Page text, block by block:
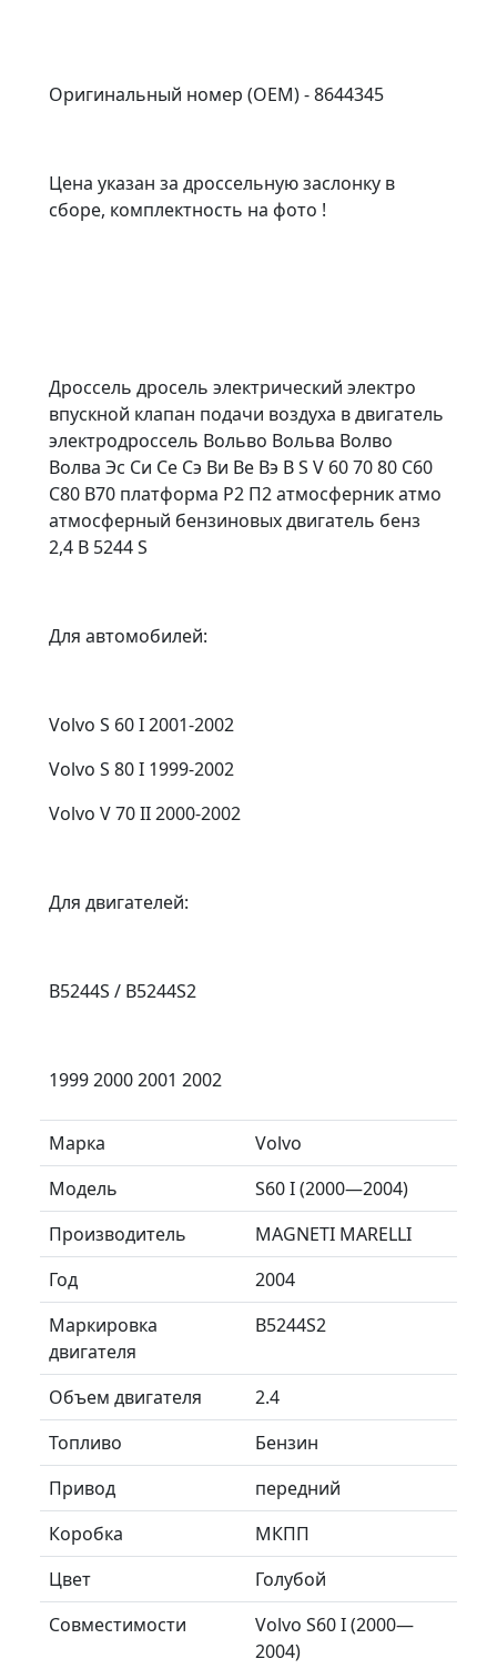
Оригинальный номер (OEM) - 8644345
Цена указан за дроссельную заслонку в
сборе, комплектность на фото !
Дроссель дросель электрический электро
впускной клапан подачи воздуха в двигатель
электродроссель Вольво Вольва Волво
Волва Эс Си Се Сэ Ви Ве Вэ В S V 60 70 80 С60
С80 В70 платформа P2 П2 атмосферник атмо
атмосферный бензиновых двигатель бенз
2,4 B 5244 S
Для автомобилей:
Volvo S 60 I 2001-2002
Volvo S 80 I 1999-2002
Volvo V 70 II 2000-2002
Для двигателей:
B5244S / B5244S2
1999 2000 2001 2002
Марка
Volvo
Модель
S60 I (2000—2004)
Производитель
MAGNETI MARELLI
Год
2004
Маркировка
двигателя
B5244S2
Объем двигателя
2.4
Топливо
Бензин
Привод
передний
Коробка
МКПП
Цвет
Голубой
Совместимости
Volvo S60 I (2000—
2004)